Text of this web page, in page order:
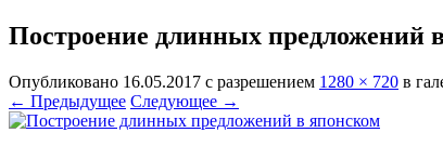
Построение длинных предложений
Опубликовано 16.05.2017 с разрешением 1280 × 720 в
← Предыдущее Следующее →